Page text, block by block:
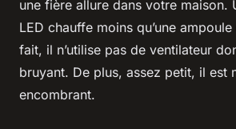
une fière allure dans votre maison.
LED chauffe moins qu’une
fait, il n’utilise pas de ventilateur
bruyant. De plus, assez petit, il est
encombrant.